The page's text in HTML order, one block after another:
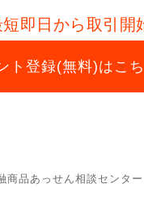
短即日から取引開
ト登録(無料)はこ
商品あっせん相談センター